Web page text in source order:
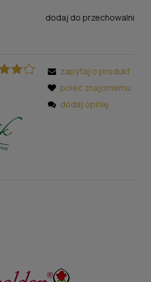
dodaj do przechowalni
zapytaj o produkt
poleć znajomemu
dodaj opinię